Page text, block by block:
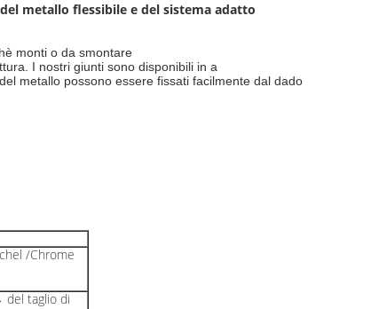
metallo flessibile e del sistema adatto
monti o da smontare
I nostri giunti sono disponibili in a
metallo possono essere fissati facilmente dal dado
/Chrome
taglio di